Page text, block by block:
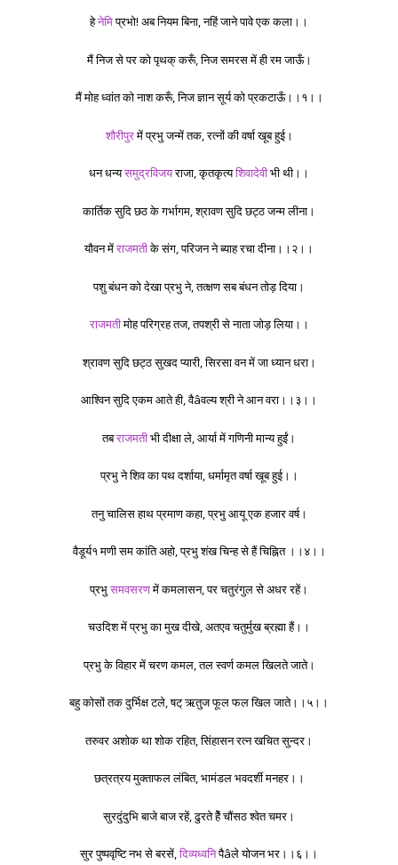
हेनेमिप्रभो! अब नियम बिना, नहिं जाने पावे एक कला।।
मैं निज से पर को पृथक् करूँ, निज समरस में ही रम जाऊँ।
मैं मोह ध्वांत को नाश करूँ, निज ज्ञान सूर्य को प्रकटाऊँ।।१।।
शौरीपुरमें प्रभु जन्में तक, रत्नों की वर्षा खूब हुई।
धन धन्यसमुद्रविजयराजा, कृतकृत्यशिवादेवीभी थी।।
कार्तिक सुदि छठ के गर्भागम, श्रावण सुदि छट्ठ जन्म लीना।
यौवन मेंराजमतीके संग, परिजन ने ब्याह रचा दीना।।२।।
पशु बंधन को देखा प्रभु ने, तत्क्षण सब बंधन तोड़ दिया।
राजमतीमोह परिग्रह तज, तपश्री से नाता जोड़ लिया।।
श्रावण सुदि छट्ठ सुखद प्यारी, सिरसा वन में जा ध्यान धरा।
आश्विन सुदि एकम आते ही, वैâवल्य श्री ने आन वरा।।३।।
तबराजमतीभी दीक्षा ले, आर्या में गणिनी मान्य हुईं।
प्रभु ने शिव का पथ दर्शाया, धर्मामृत वर्षा खूब हुई।।
तनु चालिस हाथ प्रमाण कहा, प्रभु आयू एक हजार वर्ष।
वैडूर्य१ मणी सम कांति अहो, प्रभु शंख चिन्ह से हैं चिह्नित ।।४।।
प्रभुसमवसरणमें कमलासन, पर चतुरंगुल से अधर रहें।
चउदिश में प्रभु का मुख दीखे, अतएव चतुर्मुख ब्रह्मा हैं।।
प्रभु के विहार में चरण कमल, तल स्वर्ण कमल खिलते जाते।
बहु कोसों तक दुर्भिक्ष टले, षट् ऋतुज फूल फल खिल जाते।।५।।
तरुवर अशोक था शोक रहित, सिंहासन रत्न खचित सुन्दर।
छत्रत्रय मुक्ताफल लंबित, भामंडल भवदर्शी मनहर।।
सुरदुंदुभि बाजे बाज रहें, ढुरते हैें चौंसठ श्वेत चमर।
सुर पुष्पवृष्टि नभ से बरसें,दिव्यध्वनिपैâले योजन भर।।६।।